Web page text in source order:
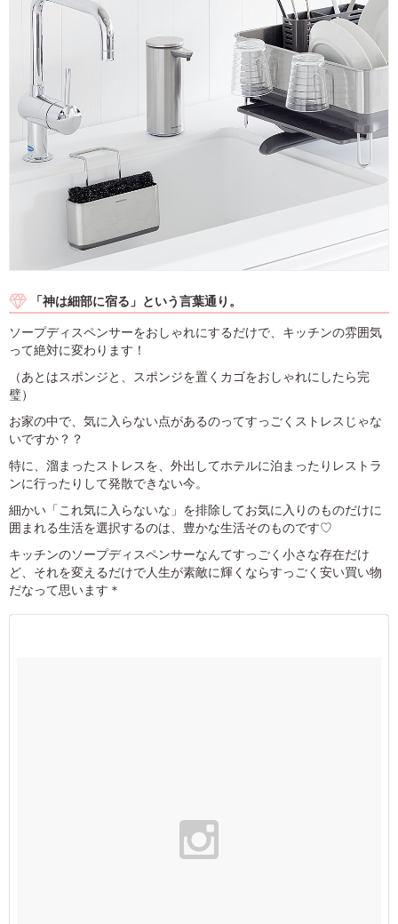
「神は細部に宿る」という言葉通り。
ソープディスペンサーをおしゃれにするだけで、キッチンの雰囲気
って絶対に変わります！
（あとはスポンジと、スポンジを置くカゴをおしゃれにしたら完
璧）
お家の中で、気に入らない点があるのってすっごくストレスじゃな
いですか？？
特に、溜まったストレスを、外出してホテルに泊まったりレストラ
ンに行ったりして発散できない今。
細かい「これ気に入らないな」を排除してお気に入りのものだけに
囲まれる生活を選択するのは、豊かな生活そのものです♡
キッチンのソープディスペンサーなんてすっごく小さな存在だけ
ど、それを変えるだけで人生が素敵に輝くならすっごく安い買い物
だなって思います＊